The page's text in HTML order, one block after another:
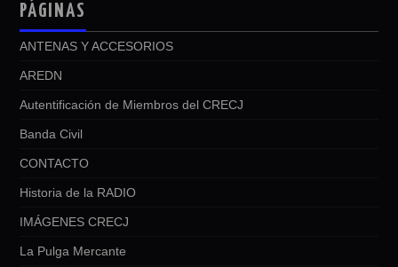
PÁGINAS
ANTENAS Y ACCESORIOS
AREDN
Autentificación de Miembros del CRECJ
Banda Civil
CONTACTO
Historia de la RADIO
IMÁGENES CRECJ
La Pulga Mercante